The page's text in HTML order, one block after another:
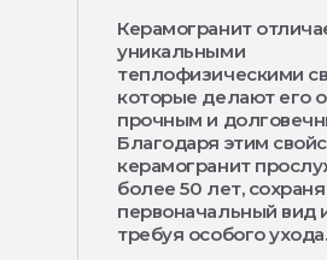
Керамогранит
уникальными
теплофизическими
которые делают его
прочным и
Благодаря этим
керамогранит
более 50 лет,
первоначальный вид
требуя особого ухода.